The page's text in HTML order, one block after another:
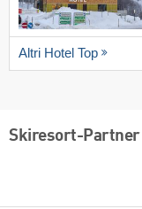
Altri Hotel Top
Skiresort-Partner